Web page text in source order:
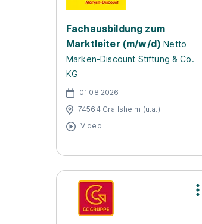
Fachausbildung zum
Marktleiter (m/w/d) Netto
Marken-Discount Stiftung & Co.
KG
01.08.2026
74564 Crailsheim (u.a.)
Video